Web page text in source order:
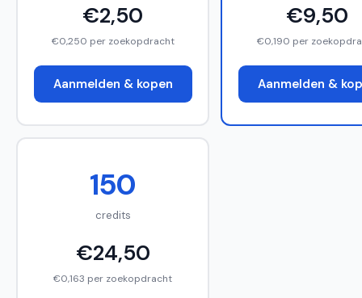
€2,50
€0,250 per zoekopdracht
Aanmelden & kopen
€9,50
€0,190 per
Aanmelden &
150
credits
€24,50
€0,163 per zoekopdracht